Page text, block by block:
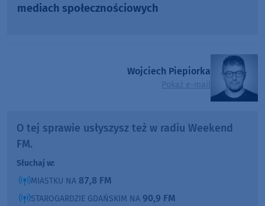
mediach społecznościowych
Wojciech Piepiorka
Pokaż e-mail
O tej sprawie usłyszysz też w radiu Weekend
FM.
Słuchaj w:
MIASTKU NA 87,8 FM
STAROGARDZIE GDAŃSKIM NA 90,9 FM